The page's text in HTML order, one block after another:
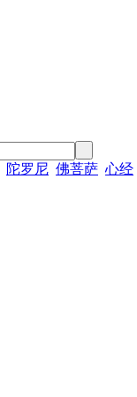
陀罗尼 佛菩萨 心经